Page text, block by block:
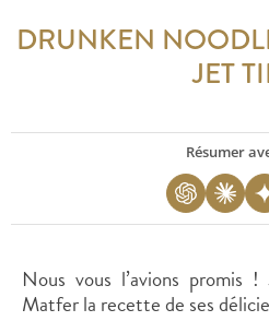
DRUNKEN
JET
Résumer
Nous vous l’avions promis
Matfer la recette de ses